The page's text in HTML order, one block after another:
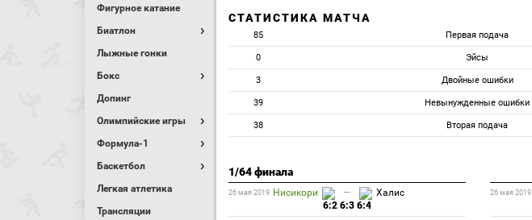
Фигурное катание
Биатлон
Лыжные гонки
Бокс
Допинг
Олимпийские игры
Формула-1
Баскетбол
Легкая атлетика
Трансляции
СТАТИСТИКА МАТЧА
85 Первая подача
0 Эйсы
3 Двойные ошибки
39 Невынужденные ошибки
38 Вторая подача
1/64 финала
26 мая 2019 Нисикори —
Халис
6:2 6:3 6:4
26 мая 2019